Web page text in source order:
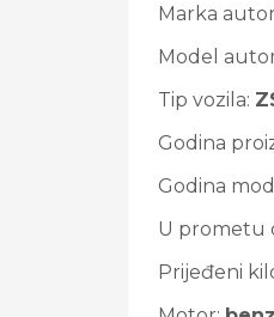
Marka
Model
Tip vozila:
Godina
Godina
U prometu
Prijeđeni